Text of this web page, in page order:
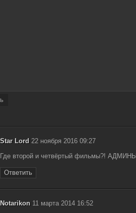
Star Lord 22 ноября 2016 09:27
Где второй и четвёртый фильмы?!
Ответить
Notarikon 11 марта 2014 16:52